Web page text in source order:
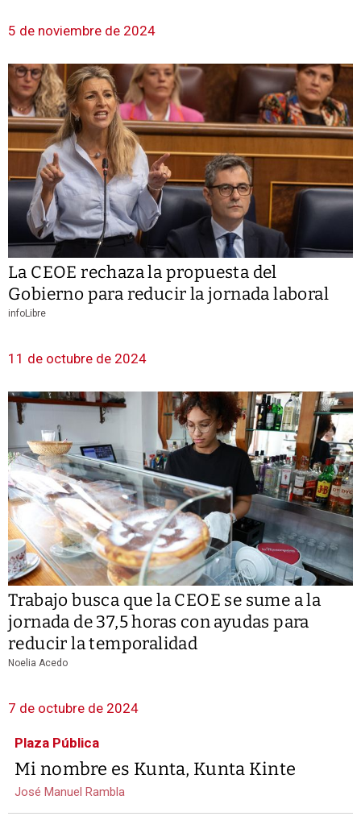
5 de noviembre de 2024
La CEOE rechaza la propuesta del
Gobierno para reducir la jornada laboral
infoLibre
11 de octubre de 2024
Trabajo busca que la CEOE se sume a la
jornada de 37,5 horas con ayudas para
reducir la temporalidad
Noelia Acedo
7 de octubre de 2024
Plaza Pública
Mi nombre es Kunta, Kunta Kinte
José Manuel Rambla